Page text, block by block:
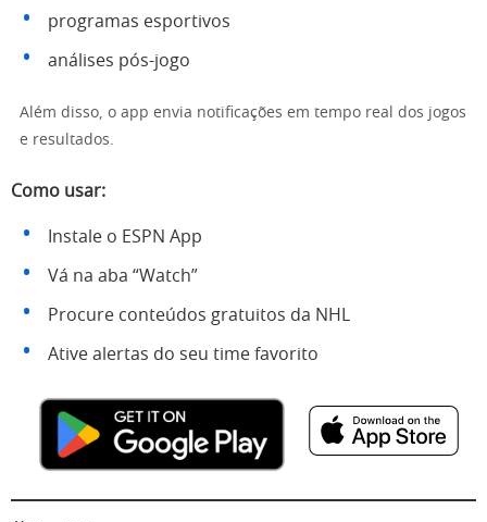
programas esportivos
análises pós-jogo
Além disso, o app envia notificações em tempo real dos jogos
e resultados.
Como usar:
Instale o ESPN App
Vá na aba “Watch”
Procure conteúdos gratuitos da NHL
Ative alertas do seu time favorito